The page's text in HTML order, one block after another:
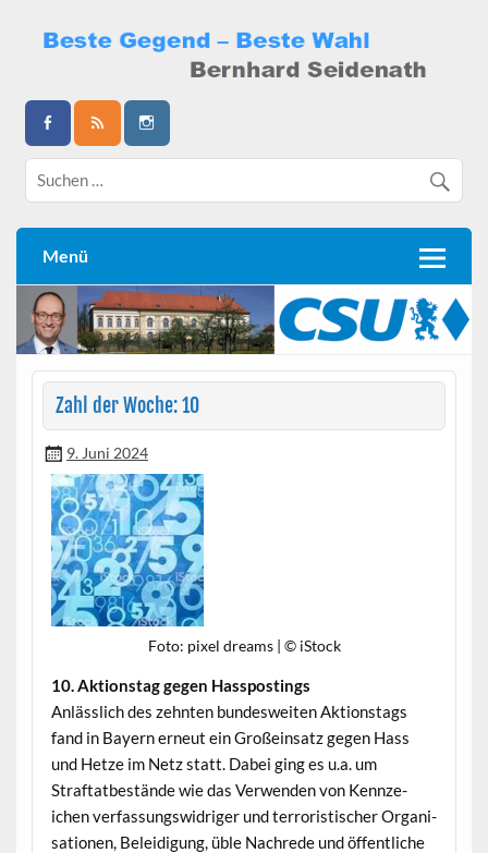
content
Bernhard Seidenath
Menü
Zahl der Woche: 10
9. Juni 2024
Foto: pix­el dreams | © iStock
10. Aktion­stag gegen Hasspostings
Anlässlich des zehn­ten bun­desweit­en Aktion­stags
fand in Bay­ern erneut ein Großein­satz gegen Hass
und Het­ze im Netz statt. Dabei ging es u.a. um
Straftatbestände wie das Ver­wen­den von Kennze­
ichen ver­fas­sungswidriger und ter­ror­is­tis­ch­er Organ­i­
sa­tio­nen, Belei­di­gung, üble Nachrede und öffentliche